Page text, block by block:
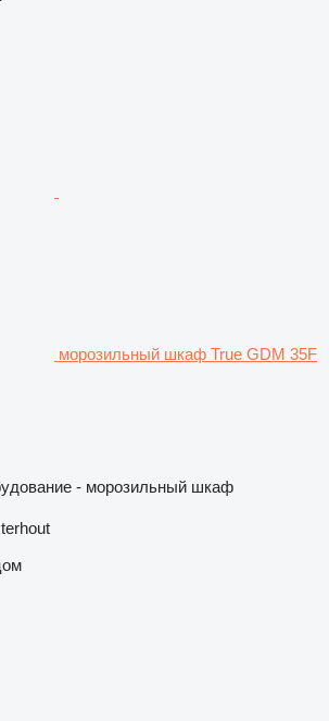
морозильный шкаф True GDM 35F
- морозильный шкаф